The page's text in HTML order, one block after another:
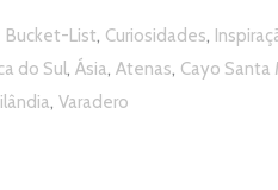
Bucket-List, Curiosidades,
do Sul , Ásia, Atenas, Cayo Santa
, Varadero